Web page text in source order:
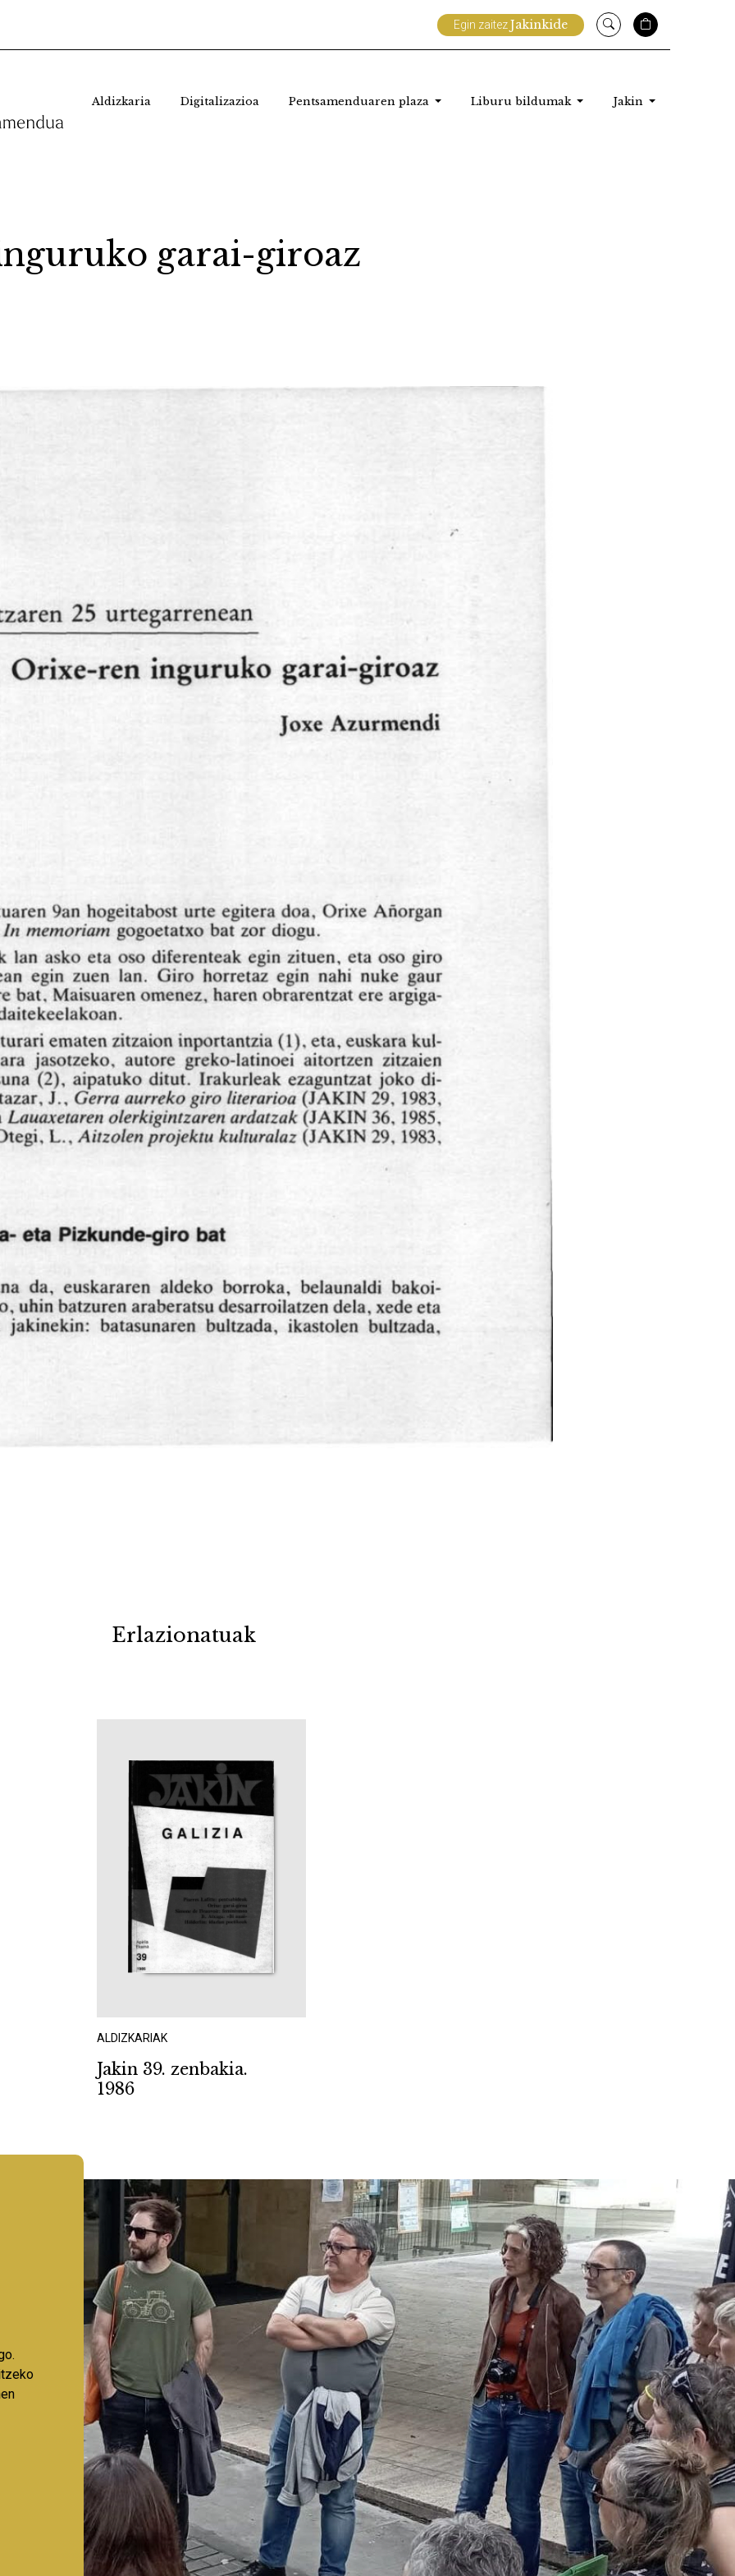
Egin zaitezJakinkide
Aldizkaria Digitalizazioa Pentsamenduaren plaza Liburu bildumak Jakin
garai-giroaz
Erlazionatuak
ALDIZKARIAK
Jakin 39. zenbakia.
1986